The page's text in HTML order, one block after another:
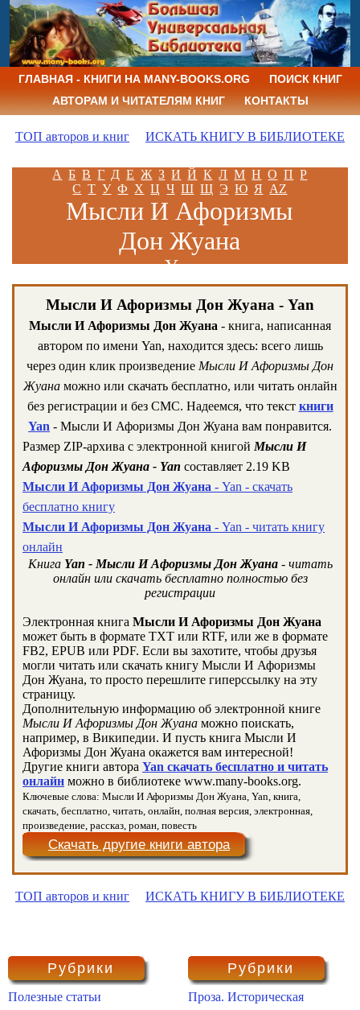
ГЛАВНАЯ - КНИГИ НА MANY-BOOKS.ORG
ПОИСК КНИГ
АВТОРАМ И ЧИТАТЕЛЯМ КНИГ
КОНТАКТЫ
ТОП авторов и книг ИСКАТЬ КНИГУ В БИБЛИОТЕКЕ
А Б В Г Д Е Ж З И Й К Л М Н О П Р
С Т У Ф Х Ц Ч Ш Щ Э Ю Я AZ
Мысли И Афоризмы
Дон Жуана
Yan
Мысли И Афоризмы Дон Жуана - Yan
Мысли И Афоризмы Дон Жуана - книга, написанная
автором по имени Yan, находится здесь: всего лишь
через один клик произведение Мысли И Афоризмы Дон
Жуанаможно или скачать бесплатно, или читать онлайн
без регистрации и без СМС. Надеемся, что текст книги
Yan - Мысли И Афоризмы Дон Жуана вам понравится.
Размер ZIP-архива c электронной книгой Мысли И
Афоризмы Дон Жуана - Yan составляет 2.19 KB
Мысли И Афоризмы Дон Жуана - Yan - скачать
бесплатно книгу
Мысли И Афоризмы Дон Жуана - Yan - читать книгу
онлайн
Книга Yan - Мысли И Афоризмы Дон Жуана- читать
онлайн или скачать бесплатно полностью без
регистрации
Электронная книга Мысли И Афоризмы Дон Жуана
может быть в формате TXT или RTF, или же в формате
FB2, EPUB или PDF. Если вы захотите, чтобы друзья
могли читать или скачать книгу Мысли И Афоризмы
Дон Жуана, то просто перешлите гиперссылку на эту
страницу.
Дополнительную информацию об электронной книге
Мысли И Афоризмы Дон Жуана можно поискать,
например, в Википедии. И пусть книга Мысли И
Афоризмы Дон Жуана окажется вам интересной!
Другие книги автора Yan скачать бесплатно и читать
онлайн можно в библиотеке www.many-books.org.
Ключевые слова: Мысли И Афоризмы Дон Жуана, Yan, книга,
скачать, бесплатно, читать, онлайн, полная версия, электронная,
произведение, рассказ, роман, повесть
Скачать другие книги автора
ТОП авторов и книг ИСКАТЬ КНИГУ В БИБЛИОТЕКЕ
Рубрики
Полезные статьи
Рубрики
Проза. Историческая